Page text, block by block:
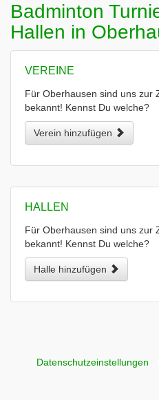
Badminton
Hallen in
VEREINE
Für Oberhausen sind uns zur
bekannt! Kennst Du welche?
Verein hinzufügen
HALLEN
Für Oberhausen sind uns zur
bekannt! Kennst Du welche?
Halle hinzufügen
Datenschutzeinstellungen